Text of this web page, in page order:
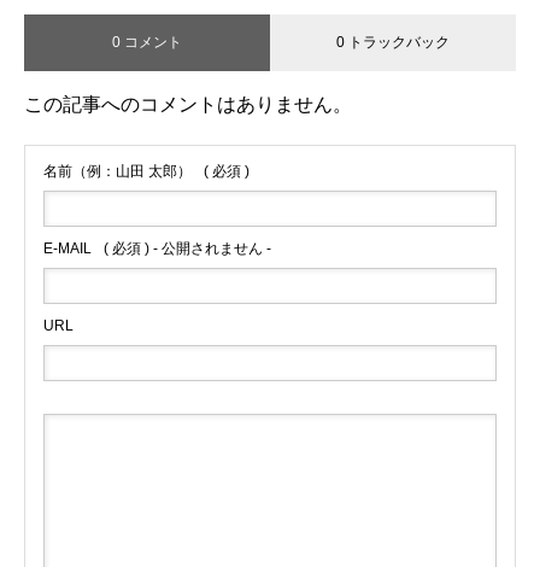
0 コメント 0 トラックバック
この記事へのコメントはありません。
名前（例：山田 太郎） ( 必須 )
E-MAIL ( 必須 ) - 公開されません -
URL